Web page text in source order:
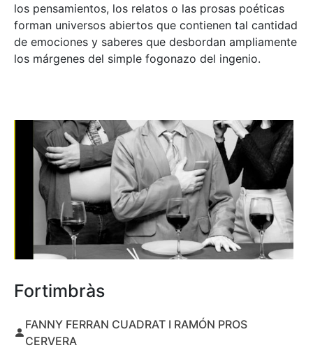
los pensamientos, los relatos o las prosas poéticas
forman universos abiertos que contienen tal cantidad
de emociones y saberes que desbordan ampliamente
los márgenes del simple fogonazo del ingenio.
Fortimbràs
FANNY FERRAN CUADRAT I RAMÓN PROS
CERVERA